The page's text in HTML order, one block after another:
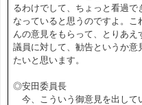
るわけでして、ちょっと看過で
なっていると思うのですよ。こ
んの意見をもらって、とりあえ
議員に対して、勧告というか意
たいと思います。
◎安田委員長
今、こういう御意見を出して